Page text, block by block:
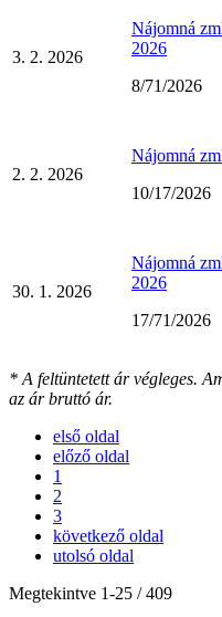
3. 2. 2026
Nájomná
2026
8/71/2026
2. 2. 2026
Nájomná
10/17/2026
30. 1. 2026
Nájomná
2026
17/71/2026
* A feltüntetett ár végleges.
az ár bruttó ár.
első oldal
előző oldal
1
2
3
következő oldal
utolsó oldal
Megtekintve 1-25 / 409